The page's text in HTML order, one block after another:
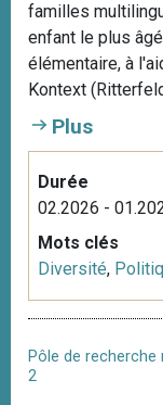
familles
enfant le plus
élémentaire, à
Kontext
Plus
Durée
02.2026 -
Mots clés
Diversité,
Pôle de recherche
2